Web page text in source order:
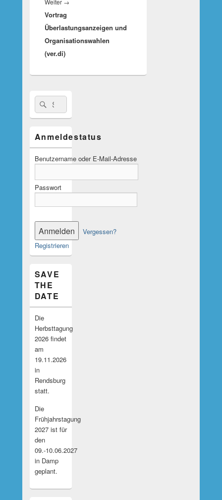
Weiter →
Vortrag
Überlastungsanzeigen und
Organisationswahlen
(ver.di)
Suche
nach:
Suchen
Anmeldestatus
Benutzername oder E-Mail-Adresse
Passwort
Vergessen?
Registrieren
SAVE
THE
DATE
Die
Herbsttagung
2026 findet
am
19.11.2026
in
Rendsburg
statt.
Die
Frühjahrstagung
2027 ist für
den
09.-10.06.2027
in Damp
geplant.